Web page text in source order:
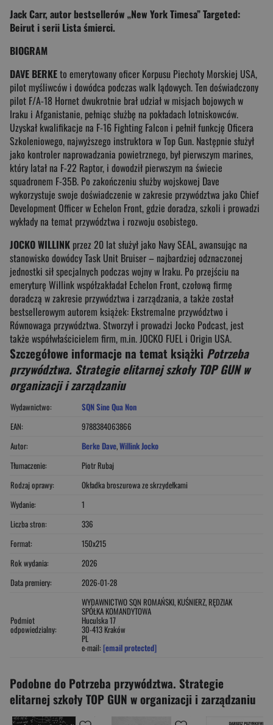
Jack Carr, autor bestsellerów „New York Timesa” Targeted:
Beirut i serii Lista śmierci.
BIOGRAM
DAVE BERKEto emerytowany oficer Korpusu Piechoty Morskiej USA,
pilot myśliwców i dowódca podczas walk lądowych. Ten doświadczony
pilot F/A-18 Hornet dwukrotnie brał udział w misjach bojowych w
Iraku i Afganistanie, pełniąc służbę na pokładach lotniskowców.
Uzyskał kwalifikacje na F-16 Fighting Falcon i pełnił funkcję Oficera
Szkoleniowego, najwyższego instruktora w Top Gun. Następnie służył
jako kontroler naprowadzania powietrznego, był pierwszym marines,
który latał na F-22 Raptor, i dowodził pierwszym na świecie
squadronem F-35B. Po zakończeniu służby wojskowej Dave
wykorzystuje swoje doświadczenie w zakresie przywództwa jako Chief
Development Officer w Echelon Front, gdzie doradza, szkoli i prowadzi
wykłady na temat przywództwa i rozwoju osobistego.
JOCKO WILLINK przez 20 lat służył jako Navy SEAL, awansując na
stanowisko dowódcy Task Unit Bruiser – najbardziej odznaczonej
jednostki sił specjalnych podczas wojny w Iraku. Po przejściu na
emeryturę Willink współzakładał Echelon Front, czołową firmę
doradczą w zakresie przywództwa i zarządzania, a także został
bestsellerowym autorem książek: Ekstremalne przywództwo i
Równowaga przywództwa. Stworzył i prowadzi Jocko Podcast, jest
także współwłaścicielem firm, m.in. JOCKO FUEL i Origin USA.
Szczegółowe informacje na temat książki Potrzeba
przywództwa. Strategie elitarnej szkoły TOP GUN w
organizacji i zarządzaniu
Wydawnictwo:
SQN Sine Qua Non
EAN:
9788384063866
Autor:
Berke Dave,Willink Jocko
Tłumaczenie:
Piotr Rubaj
Rodzaj oprawy:
Okładka broszurowa ze skrzydełkami
Wydanie:
1
Liczba stron:
336
Format:
150x215
Rok wydania:
2026
Data premiery:
2026-01-28
Podmiot
odpowiedzialny:
WYDAWNICTWO SQN ROMAŃSKI, KUŚNIERZ, RĘDZIAK
SPÓŁKA KOMANDYTOWA
Huculska 17
30-413 Kraków
PL
e-mail: [email protected]
Podobne do Potrzeba przywództwa. Strategie
elitarnej szkoły TOP GUN w organizacji i zarządzaniu